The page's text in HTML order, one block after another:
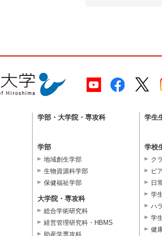
学部・大学院・専攻科
学部
地域創生学部
生物資源科学部
保健福祉学部
大学院・専攻科
総合学術研究科
経営管理研究科・HBMS
助産学専攻科
学生
学校
ク
ピ
日
学
ハ
学
健